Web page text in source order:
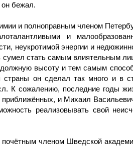
он бежал.
и полноправным членом
и
неукротимой энергии и
стать самым влия­тельным
вы­соту и тем самым
он сделал так много и в
К сожалению, последние годы
и Михаил
реализовывать свой
членом Шведской